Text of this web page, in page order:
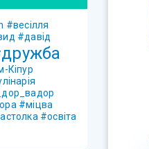
#весілля
#давід
Кіпур
#міцва
#освіта